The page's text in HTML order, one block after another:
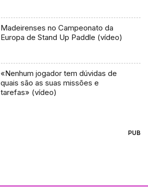
Madeirenses no Campeonato da
Europa de Stand Up Paddle (vídeo)
«Nenhum jogador tem dúvidas de
quais são as suas missões e
tarefas» (vídeo)
PUB